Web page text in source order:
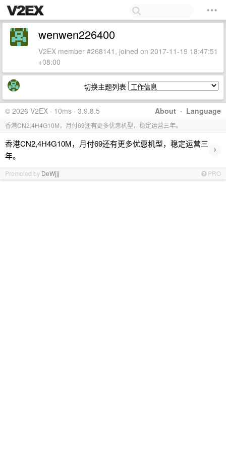
wenwen226400
V2EX member #268141, joined on 2017-11-19 18:47:51
+08:00
切换主题列表
About · Language
© 2026 V2EX · 10ms · 3.9.8.5
香港CN2,4H4G10M，月付69还有更多优惠机型，稳定运营三年。
香港CN2,4H4G10M，月付69还有更多优惠机型，稳定运营三
年。
›
Promoted by DeWjjj PRO